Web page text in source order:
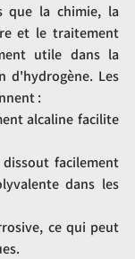
que la chimie, la
et le traitement
utile dans la
d'hydrogène. Les
:
alcaline facilite
facilement
dans les
ce qui peut